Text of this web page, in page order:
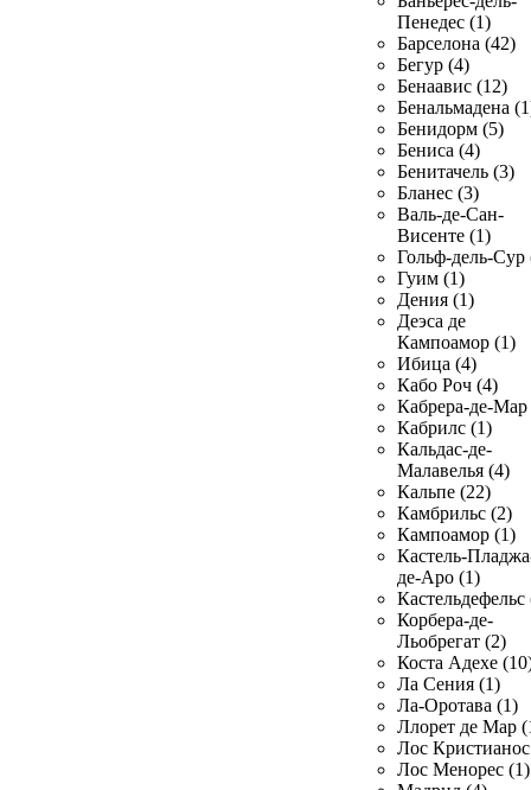
Пенедес (1)
Барселона (42)
Бегур (4)
Бенаавис (12)
Бенальмадена
Бенидорм (5)
Бениса (4)
Бенитачель (3)
Бланес (3)
Валь-де-Сан-
Висенте (1)
Гольф-дель-Сур
Гуим (1)
Дения (1)
Деэса де
Кампоамор (1)
Ибица (4)
Кабо Роч (4)
Кабрера-де-Мар
Кабрилс (1)
Кальдас-де-
Малавелья (4)
Кальпе (22)
Камбрильс (2)
Кампоамор (1)
Кастель-
де-Аро (1)
Кастельдефельс
Корбера-де-
Льобрегат (2)
Коста Адехе
Ла Сения (1)
Ла-Оротава (1)
Ллорет де Мар
Лос
Лос Менорес (1)